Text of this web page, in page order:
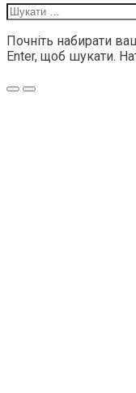
Шукати:
Почніть набирати
Enter, щоб шукати.
Меню